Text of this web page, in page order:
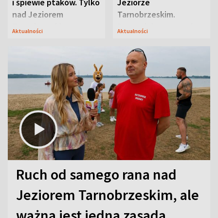
nad Jeziorem
Tarnobrzeskim
Aktualności
Tarnobrzeskim.
Przyrodnicy zwracają
Aktualności
Ruch od samego rana nad
Jeziorem Tarnobrzeskim, ale